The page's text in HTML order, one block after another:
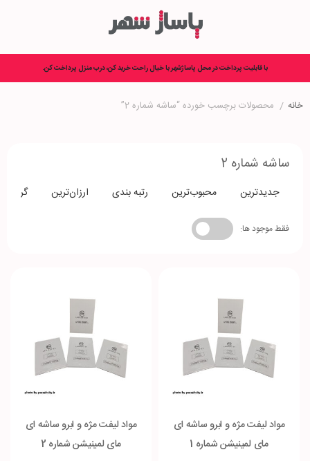
با قابلیت پرداخت در محل پاساژشهر با خیال راحت خرید کن، درب منزل پرداخت کن.
خانه / محصولات برچسب خورده “ساشه شماره 2”
ساشه شماره 2
جدیدترین محبوب‌ترین رتبه بندی ارزان‌ترین
فقط موجود ها:
مواد لیفت مژه و ابرو ساشه ای
مای لمینیشن شماره 1
مواد لیفت مژه و ابرو ساشه ای
مای لمینیشن شماره 2